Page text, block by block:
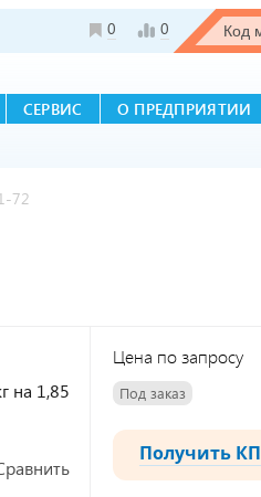
0 0
СЕРВИС О ПРЕДПРИЯТИИ
72
на 1,85
Цена по запросу
Под заказ
Получить КП